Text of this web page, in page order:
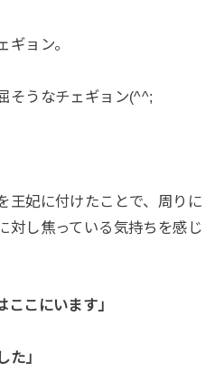
ギョン。
そうなチェギョン(^^;
王妃に付けたことで、周りに
対し焦っている気持ちを感じ
ここにいます」
た」